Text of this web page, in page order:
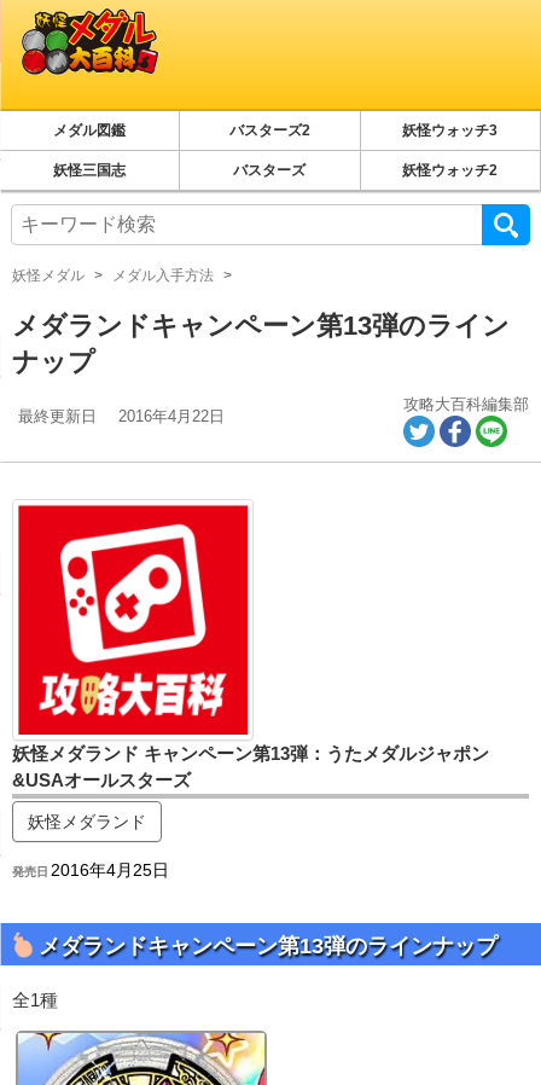
メダル図鑑 バスターズ2 妖怪ウォッチ3
妖怪三国志 バスターズ 妖怪ウォッチ2
妖怪メダル メダル入手方法
メダランドキャンペーン第13弾のライン
ナップ
最終更新日 2016年4月22日
攻略大百科編集部
妖怪メダランド キャンペーン第13弾：うたメダルジャポン
&USAオールスターズ
妖怪メダランド
発売日 2016年4月25日
メダランドキャンペーン第13弾のラインナップ
全1種